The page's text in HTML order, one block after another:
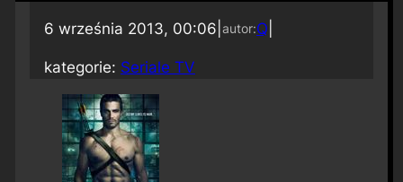
6 września 2013, 00:06 autor:Q
kategorie: Seriale TV